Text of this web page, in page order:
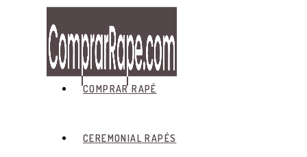
COMPRAR RAPÉ
CEREMONIAL RAPÉS